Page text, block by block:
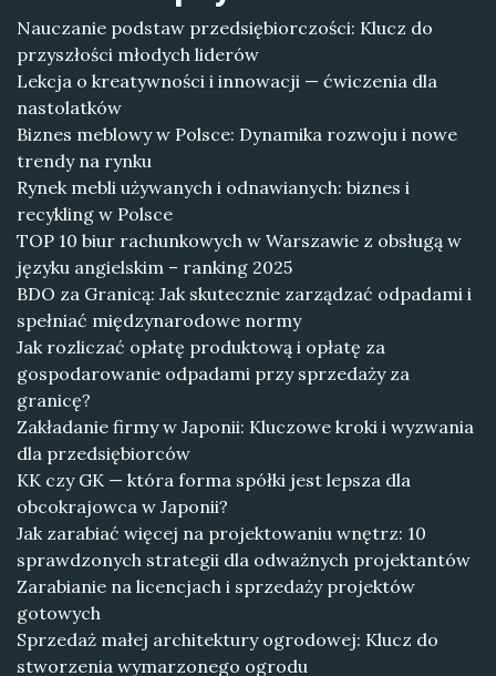
Nauczanie podstaw przedsiębiorczości: Klucz do
przyszłości młodych liderów
Lekcja o kreatywności i innowacji — ćwiczenia dla
nastolatków
Biznes meblowy w Polsce: Dynamika rozwoju i nowe
trendy na rynku
Rynek mebli używanych i odnawianych: biznes i
recykling w Polsce
TOP 10 biur rachunkowych w Warszawie z obsługą w
języku angielskim – ranking 2025
BDO za Granicą: Jak skutecznie zarządzać odpadami i
spełniać międzynarodowe normy
Jak rozliczać opłatę produktową i opłatę za
gospodarowanie odpadami przy sprzedaży za
granicę?
Zakładanie firmy w Japonii: Kluczowe kroki i wyzwania
dla przedsiębiorców
KK czy GK — która forma spółki jest lepsza dla
obcokrajowca w Japonii?
Jak zarabiać więcej na projektowaniu wnętrz: 10
sprawdzonych strategii dla odważnych projektantów
Zarabianie na licencjach i sprzedaży projektów
gotowych
Sprzedaż małej architektury ogrodowej: Klucz do
stworzenia wymarzonego ogrodu